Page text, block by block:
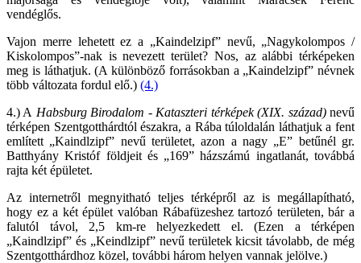
vendéglős.
Vajon merre lehetett ez a „Kaindelzipf” nevű, „Nagykolompos /
Kiskolompos”-nak is nevezett terület? Nos, az alábbi térképeken
meg is láthatjuk. (A különböző forrásokban a „Kaindelzipf” névnek
több változata fordul elő.) (4.)
4.) A Habsburg Birodalom - Kataszteri térképek (XIX. század)nevű
térképen Szentgotthárdtól északra, a Rába túloldalán láthatjuk a fent
említett „Kaindlzipf” nevű területet, azon a nagy „E” betűnél gr.
Batthyány Kristóf földjeit és „169” házszámú ingatlanát, továbbá
rajta két épületet.
Az internetről megnyitható teljes térképről az is megállapítható,
hogy ez a két épület valóban Rábafüzeshez tartozó területen, bár a
falutól távol, 2,5 km-re helyezkedett el. (Ezen a térképen
„Kaindlzipf” és „Keindlzipf” nevű területek kicsit távolabb, de még
Szentgotthárdhoz közel, további három helyen vannak jelölve.)